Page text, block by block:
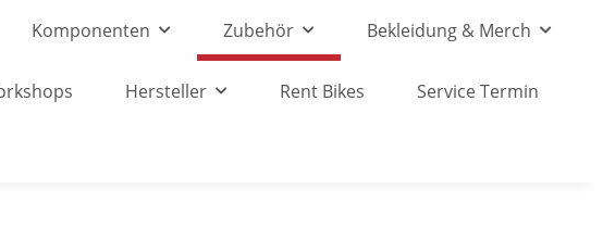
Komponenten Zubehör Bekleidung & Merch
Hersteller Rent Bikes Service Termin